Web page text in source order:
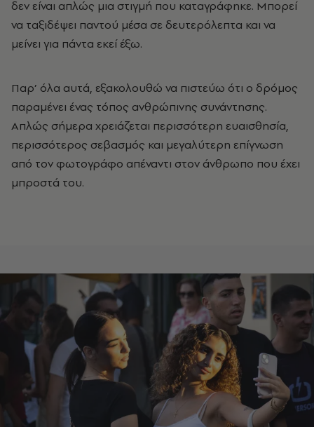
δεν είναι απλώς μια στιγμή που καταγράφηκε. Μπορεί
να ταξιδέψει παντού μέσα σε δευτερόλεπτα και να
μείνει για πάντα εκεί έξω.
Παρ’ όλα αυτά, εξακολουθώ να πιστεύω ότι ο δρόμος
παραμένει ένας τόπος ανθρώπινης συνάντησης.
Απλώς σήμερα χρειάζεται περισσότερη ευαισθησία,
περισσότερος σεβασμός και μεγαλύτερη επίγνωση
από τον φωτογράφο απέναντι στον άνθρωπο που έχει
μπροστά του.